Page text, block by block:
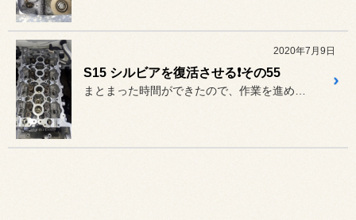
2020年7月9日
S15 シルビアを復活させる❗その55
まとまった時間ができたので、作業を進めます。